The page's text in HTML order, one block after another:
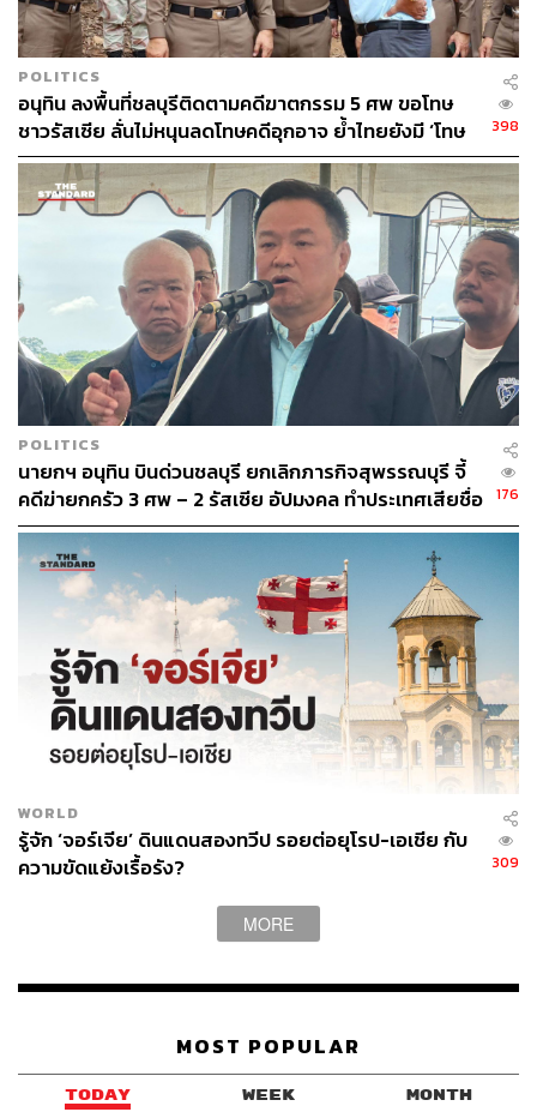
POLITICS
อนุทิน ลงพื้นที่ชลบุรีติดตามคดีฆาตกรรม 5 ศพ ขอโทษ
ชาวรัสเซีย ลั่นไม่หนุนลดโทษคดีอุกอาจ ย้ำไทยยังมี ‘โทษ
ประหาร’
398
POLITICS
นายกฯ อนุทิน บินด่วนชลบุรี ยกเลิกภารกิจสุพรรณบุรี จี้
คดีฆ่ายกครัว 3 ศพ – 2 รัสเซีย อัปมงคล ทำประเทศเสียชื่อ
เสียง
176
WORLD
รู้จัก ‘จอร์เจีย’ ดินแดนสองทวีป รอยต่อยุโรป-เอเชีย กับ
ความขัดแย้งเรื้อรัง?
309
MORE
MOST POPULAR
TODAY WEEK MONTH